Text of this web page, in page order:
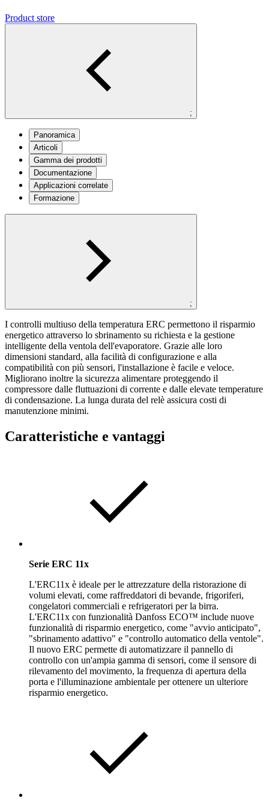
Product store
;
Panoramica
Articoli
Gamma dei prodotti
Documentazione
Applicazioni correlate
Formazione
;
I controlli multiuso della temperatura ERC permettono il risparmio
energetico attraverso lo sbrinamento su richiesta e la gestione
intelligente della ventola dell'evaporatore. Grazie alle loro
dimensioni standard, alla facilità di configurazione e alla
compatibilità con più sensori, l'installazione è facile e veloce.
Migliorano inoltre la sicurezza alimentare proteggendo il
compressore dalle fluttuazioni di corrente e dalle elevate temperature
di condensazione. La lunga durata del relè assicura costi di
manutenzione minimi.
Caratteristiche e vantaggi
Serie ERC 11x
L'ERC11x è ideale per le attrezzature della ristorazione di
volumi elevati, come raffreddatori di bevande, frigoriferi,
congelatori commerciali e refrigeratori per la birra.
L'ERC11x con funzionalità Danfoss ECO™ include nuove
funzionalità di risparmio energetico, come "avvio anticipato",
"sbrinamento adattivo" e "controllo automatico della ventole".
Il nuovo ERC permette di automatizzare il pannello di
controllo con un'ampia gamma di sensori, come il sensore di
rilevamento del movimento, la frequenza di apertura della
porta e l'illuminazione ambientale per ottenere un ulteriore
risparmio energetico.